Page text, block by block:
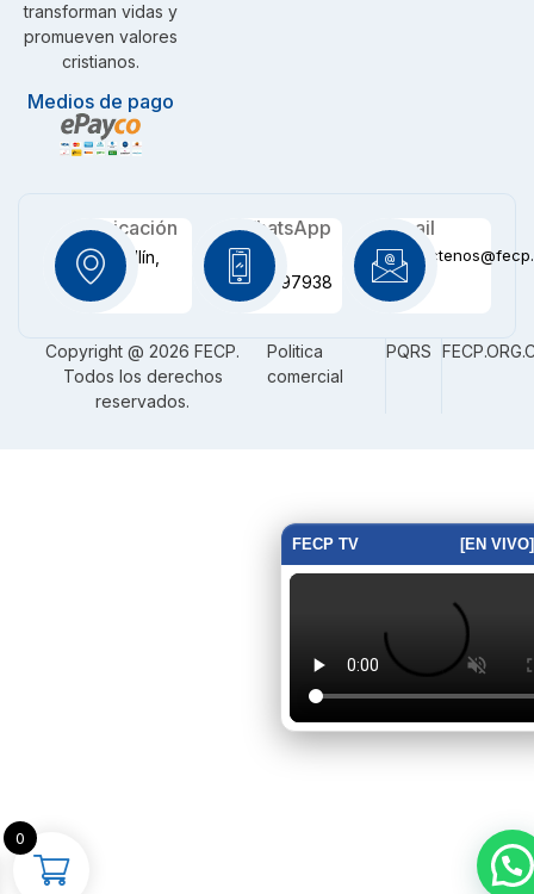
FECP TV [EN VIVO]
transforman vidas y
promueven valores
cristianos.
Medios de pago
Ubicación
Medellín,
CO
WhatsApp
+57
3116097938
Email
Copyright @ 2026 FECP.
Todos los derechos
reservados.
Politica
comercial
PQRS
0